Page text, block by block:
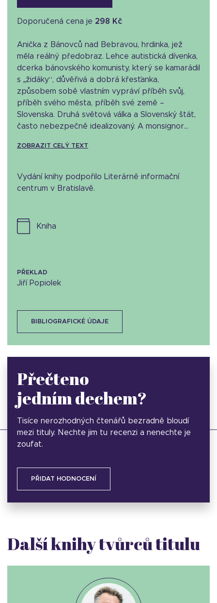
Doporučená cena je 298 Kč
Anička z Bánovců nad Bebravou, hrdinka, jež
měla reálný předobraz. Lehce autistická dívenka,
dcerka bánovského komunisty, který se kamarádil
s „židáky“, důvěřivá a dobrá křesťanka,
způsobem sobě vlastním vypráví příběh svůj,
příběh svého města, příběh své země –
Slovenska. Druhá světová válka a Slovenský štát,
často nebezpečně idealizovaný. A monsignor...
ZOBRAZIT CELÝ TEXT
Vydání knihy podpořilo Literárně informační
centrum v Bratislavě.
kniha
PŘEKLAD
Jiří Popiolek
BIBLIOGRAFICKÉ ÚDAJE
Přečteno
jedním dechem?
Tisíce nerozhodných čtenářů bezradně bloudí
mezi tituly. Nechte jim tu recenzi a nenechte je
zoufat.
PŘIDAT HODNOCENÍ
Další knihy tvůrců titulu